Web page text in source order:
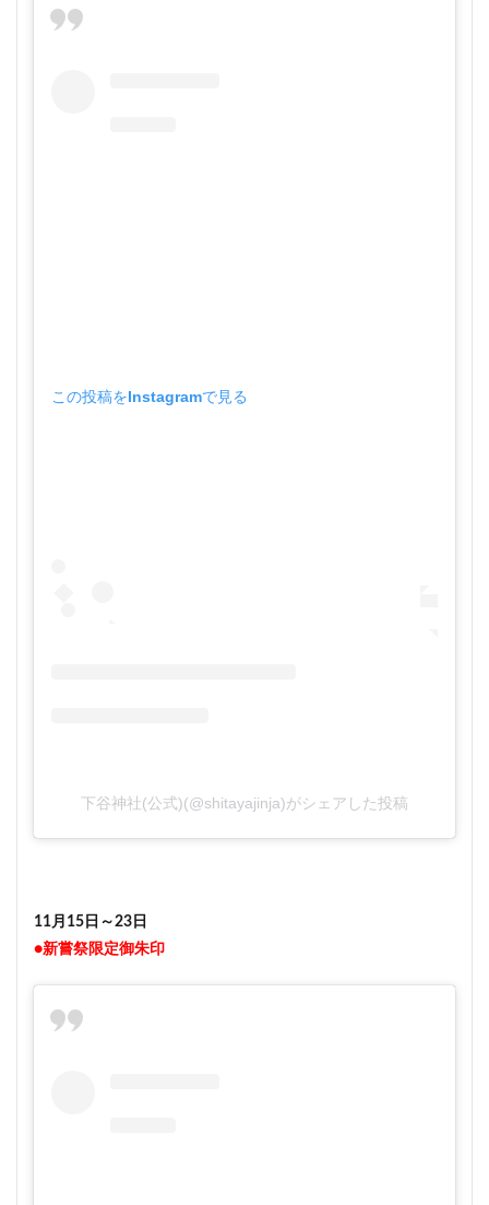
この投稿をInstagramで見る
下谷神社(公式)(@shitayajinja)がシェアした投稿
11月15日～23日
●新嘗祭限定御朱印